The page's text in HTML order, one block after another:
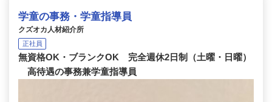
学童の事務・学童指導員
クズオカ人材紹介所
正社員
無資格OK・ブランクOK 完全週休2日制（土曜・日曜）
高待遇の事務兼学童指導員